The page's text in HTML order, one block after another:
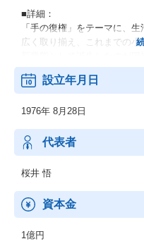
■詳細：
「手の復権」をテーマに、
広く取り揃え、これまでの
(1)ハンズ
要望にお応えするための商品
(2)ハンズ ビー
ハンズが提案するライフス
ーショナリー、ギフト雑貨、
を加える、魅力ある商品をセ
「地域を元気に」をキーワー
設立年月日
1976年 8月28日
代表者
桜井 悟
資本金
1億円